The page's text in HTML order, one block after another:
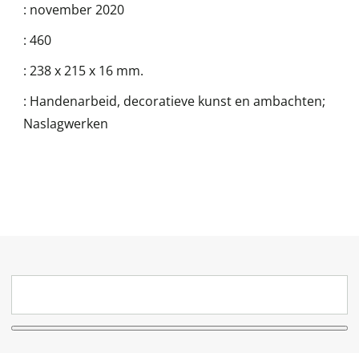
: november 2020
: 460
: 238 x 215 x 16 mm.
: Handenarbeid, decoratieve kunst en ambachten;
Naslagwerken